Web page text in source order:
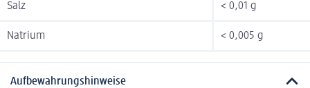
Salz < 0,01 g
Natrium < 0,005 g
Aufbewahrungshinweise